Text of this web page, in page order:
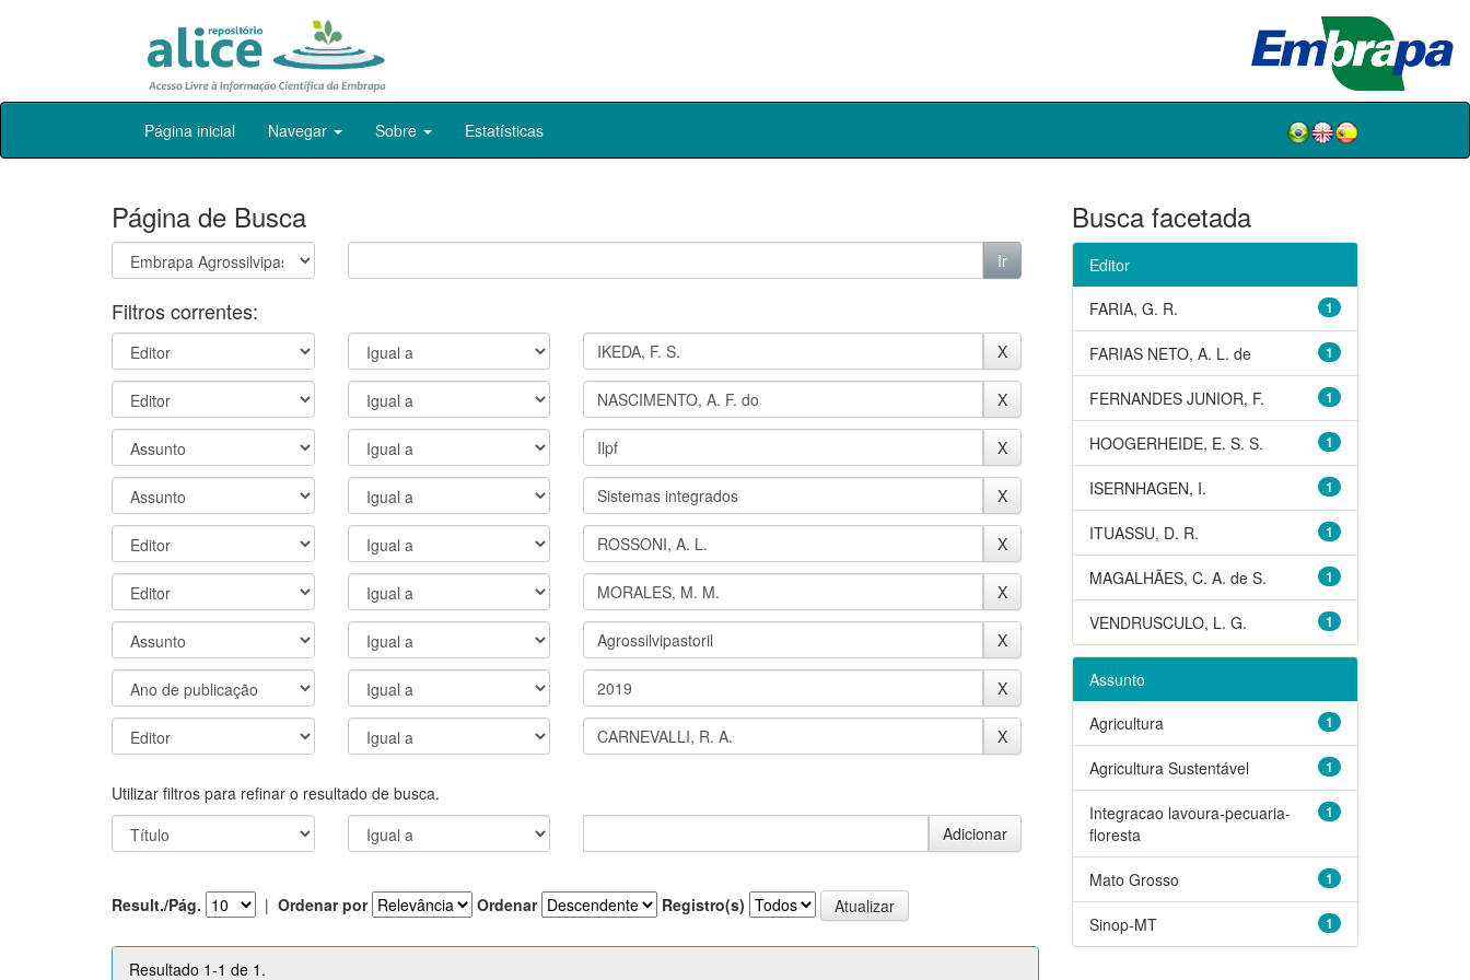
Skip
Página inicial Navegar Sobre Estatísticas
Página de Busca
Filtros correntes:
Utilizar filtros para refinar o resultado de busca.
Result./Pág. | Ordenar por Ordenar Registro(s)
Resultado 1-1 de 1.
Busca facetada
Editor
1
FARIA, G. R.
1
FARIAS NETO, A. L. de
1
FERNANDES JUNIOR, F.
1
HOOGERHEIDE, E. S. S.
1
ISERNHAGEN, I.
1
ITUASSU, D. R.
1
MAGALHÃES, C. A. de S.
1
VENDRUSCULO, L. G.
Assunto
1
Agricultura
1
Agricultura Sustentável
1
Integracao lavoura-pecuaria-
floresta
1
Mato Grosso
1
Sinop-MT